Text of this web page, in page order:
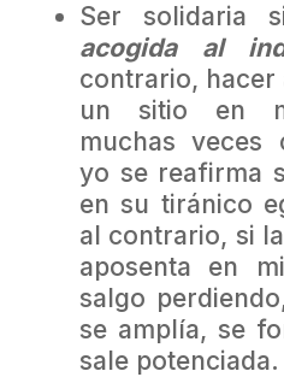
Ser solidaria
acogida al
contrario,
un sitio en
muchas veces
yo se reafirma
en su tiránico
al contrario, si
aposenta en
salgo
se amplía, se
sale potenciada.